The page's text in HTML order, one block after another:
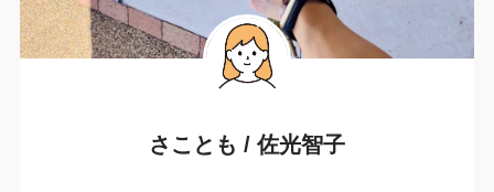
さことも / 佐光智子